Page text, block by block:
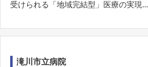
受けられる「地域完結型」医療の実現...
滝川市立病院